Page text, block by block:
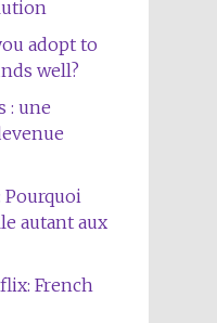
adopt to
well?
: une
Pourquoi
autant aux
French